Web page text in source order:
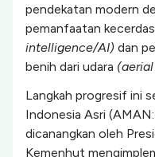
pendekatan modern
pemanfaatan
intelligence/AI) dan
benih dari udara
Langkah progresif ini
Indonesia Asri
dicanangkan oleh
Kemenhut